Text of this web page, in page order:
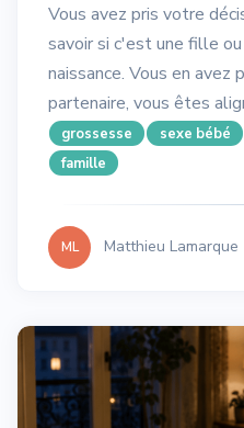
Vous avez pris votre
savoir si c'est une fille
naissance. Vous en avez
partenaire, vous êtes
grossesse sexe bébé
famille
ML Matthieu Lamarque